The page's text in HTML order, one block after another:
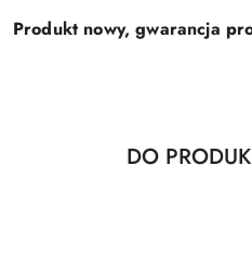
Produkt nowy, gwarancja
Pomiń karuzelę
Produkty
DO